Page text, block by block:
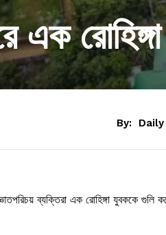
এক
By:
ব্যক্তিরা এক রোহিঙ্গা যুবককে গুলি